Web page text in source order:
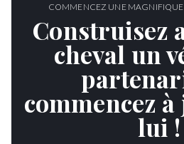
COMMENCEZ UNE MAGNIFIQUE
Construisez
cheval un
commencez
lui !